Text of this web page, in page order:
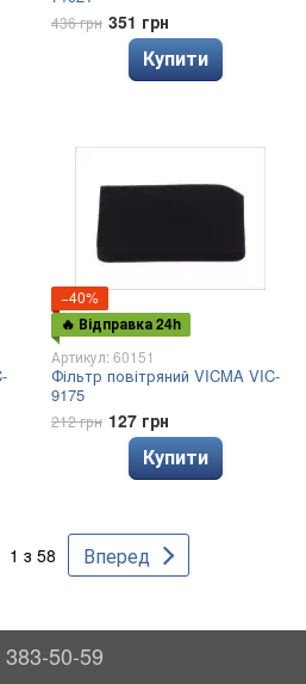
436 грн 351 грн
Купити
−40%
🔥 Відправка 24h
Артикул: 60151
Фільтр повітряний VICMA VIC-
9175
212 грн 127 грн
Купити
1 з 58 Вперед
50-59